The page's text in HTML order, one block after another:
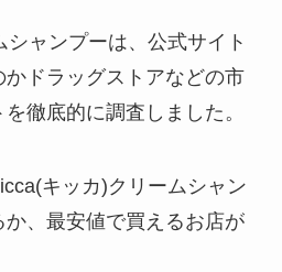
ャンプーは、公式サイト
かドラッグストアなどの市
徹底的に調査しました。
キッカ)クリームシャン
、最安値で買えるお店が